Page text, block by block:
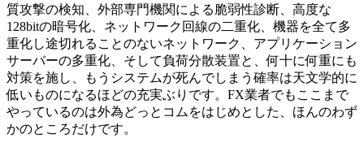
質攻撃の検知、外部専門機関による脆弱性診断、高度な
128bitの暗号化、ネットワーク回線の二重化、機器を全て多
重化し途切れることのないネットワーク、アプリケーション
サーバーの多重化、そして負荷分散装置と、何十に何重にも
対策を施し
、もうシステムが死んでしまう確率は天文学的に
低いものになるほどの充実ぶりです。FX業者でもここまで
やっているのは外為どっとコムをはじめとした、ほんのわず
かのところだけです。